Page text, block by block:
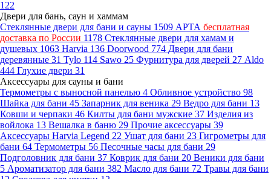
122
Двери для бань, саун и хаммам
Стеклянные двери для бани и сауны 1509 АРТА бесплатная
доставка по России 1178 Стеклянные двери для хамам и
душевых 1063 Harvia 136 Doorwood 774 Двери для бани
деревянные 31 Tylo 114 Sawo 25 Фурнитура для дверей 27 Aldo
444 Глухие двери 31
Аксессуары для сауны и бани
Термометры с выносной панелью 4 Обливное устройство 98
Шайка для бани 45 Запарник для веника 29 Ведро для бани 13
Ковши и черпаки 46 Килты для бани мужские 37 Изделия из
войлока 13 Вешалка в баню 29 Прочие аксессуары 39
Аксессуары Harvia Legend 22 Ушат для бани 23 Гигрометры для
бани 64 Термометры 56 Песочные часы для бани 29
Подголовник для бани 37 Коврик для бани 20 Веники для бани
5 Ароматизатор для бани 382 Масло для бани 72 Травы для бани